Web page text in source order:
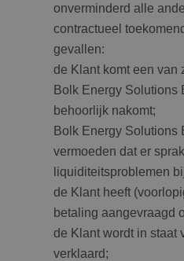
onverminderd alle
contractueel
gevallen:
de Klant komt een van
Bolk Energy Solutions
behoorlijk nakomt;
Bolk Energy Solutions
vermoeden dat er
liquiditeitsproblemen
de Klant heeft
betaling aangevraagd
de Klant wordt in staat
verklaard;